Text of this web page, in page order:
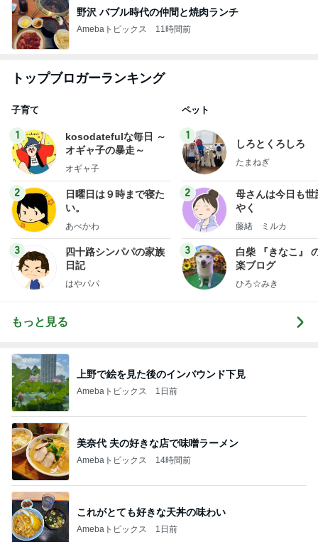
野沢 バブル時代の仲間と焼肉ランチ
Amebaトピックス 11時間前
トップブロガーランキング
子育て
1
kosodatefulな毎日 ～
オギャ子の暴走～
オギャ子
2
日曜日は９時まで寝た
い。
あべかわ
3
四十路シンパパの家族
日記
はやパパ
ペット
1
しろとくろしろ
たまねぎ
2
母さんは今日も世
やく
藤緒 ミルカ
3
白柴 『きなこ』
楽ブログ
ひろ☆みき
もっと見る
上野で絵を見た後のインバウンド下見
Amebaトピックス 1日前
美奈代 夫の好きな店で味噌ラーメン
Amebaトピックス 14時間前
これがとても好きな天丼の味わい
Amebaトピックス 1日前